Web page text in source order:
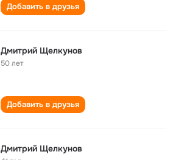
Добавить в друзья
Дмитрий Щелкунов
50 лет
Добавить в друзья
Дмитрий Щелкунов